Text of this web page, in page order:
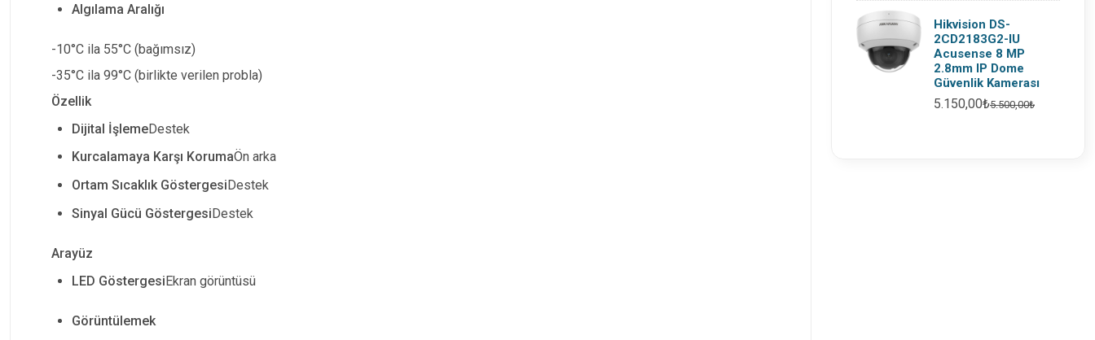
Algılama Aralığı
-10°C ila 55°C (bağımsız)
-35°C ila 99°C (birlikte verilen probla)
Özellik
Dijital İşlemeDestek
Kurcalamaya Karşı KorumaÖn arka
Ortam Sıcaklık GöstergesiDestek
Sinyal Gücü GöstergesiDestek
Arayüz
LED GöstergesiEkran görüntüsü
Görüntülemek
Hikvision DS-
2CD2183G2-IU
Acusense 8 MP
2.8mm IP Dome
Güvenlik Kamerası
5.150,00₺5.500,00₺